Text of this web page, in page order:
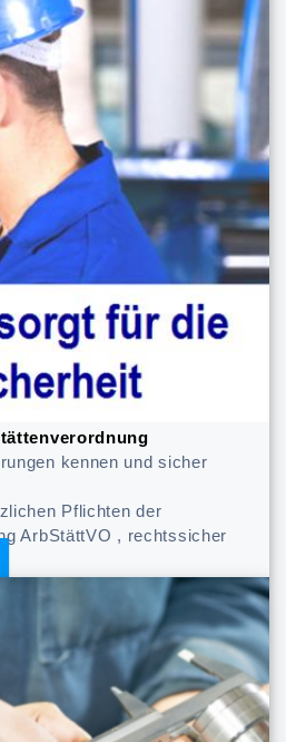
kennen und sicher
Pflichten der
ArbStättVO , rechtssicher